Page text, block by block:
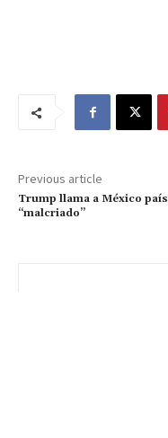
Previous article
Trump llama a México país
“malcriado”